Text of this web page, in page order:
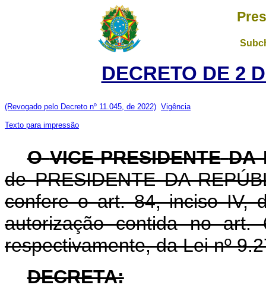
DECRETO DE 2
(Revogado pelo Decreto nº 11.045, de 2022) Vigência
Texto para impressão
O VICE-PRESIDENTE DA
de PRESIDENTE DA
confere o art. 84, inciso IV,
autorização contida no
respectivamente, da Lei nº
DECRETA: